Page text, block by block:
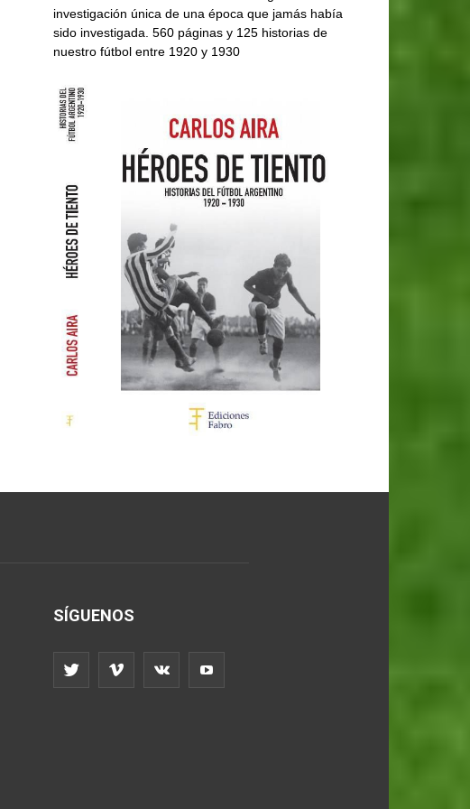
investigación única de una época que jamás había
sido investigada. 560 páginas y 125 historias de
nuestro fútbol entre 1920 y 1930
SÍGUENOS